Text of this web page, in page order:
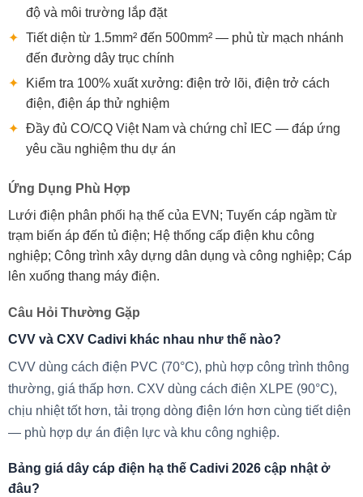
độ và môi trường lắp đặt
✦ Tiết diện từ 1.5mm² đến 500mm² — phủ từ mạch nhánh
đến đường dây trục chính
✦
Kiểm tra 100% xuất xưởng: điện trở lõi, điện trở cách
điện, điện áp thử nghiệm
✦ Đầy đủ CO/CQ Việt Nam và chứng chỉ IEC — đáp ứng
yêu cầu nghiệm thu dự án
Ứng Dụng Phù Hợp
Lưới điện phân phối hạ thế của EVN; Tuyến cáp ngầm từ
trạm biến áp đến tủ điện; Hệ thống cấp điện khu công
nghiệp; Công trình xây dựng dân dụng và công nghiệp; Cáp
lên xuống thang máy điện.
Câu Hỏi Thường Gặp
CVV và CXV Cadivi khác nhau như thế nào?
CVV dùng cách điện PVC (70°C), phù hợp công trình thông
thường, giá thấp hơn. CXV dùng cách điện XLPE (90°C),
chịu nhiệt tốt hơn, tải trọng dòng điện lớn hơn cùng tiết diện
— phù hợp dự án điện lực và khu công nghiệp.
Bảng giá dây cáp điện hạ thế Cadivi 2026 cập nhật ở
đâu?